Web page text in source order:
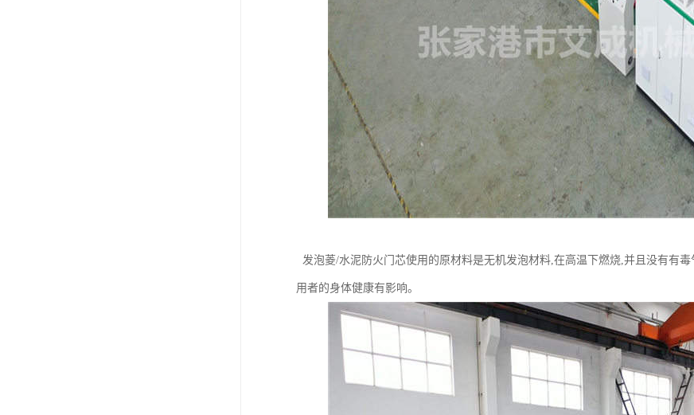
发泡菱/水泥防火门芯使用的原材料是无机发泡材料,在高温下燃烧,并且没有有
用者的身体健康有影响。